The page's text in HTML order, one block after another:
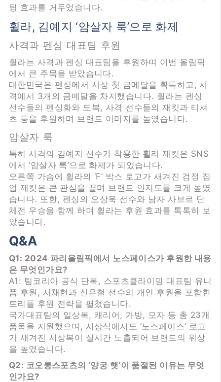
팅 효과를 거두었습니다.
휠라, 김예지 ‘암살자 룩’으로 화제
사격과 펜싱 대표팀 후원
휠라는 사격과 펜싱 대표팀을 후원하며 이번 올림픽
에서 큰 주목을 받았습니다.
대한민국은 펜싱에서 사상 첫 금메달을 획득하고, 사
격에서 3개의 금메달을 차지했습니다. 휠라는 펜싱
선수들의 펜싱화와 도복, 사격 선수들의 재킷과 티셔
츠 등을 후원하며 브랜드 이미지를 높였습니다.
암살자 룩
특히 사격의 김예지 선수가 착용한 휠라 재킷은 SNS
에서 ‘암살자 룩’으로 화제가 되었습니다.
오른쪽 가슴에 휠라의 ‘F’ 박스 로고가 새겨진 검정 집
업 재킷은 큰 관심을 끌며 브랜드 인지도를 크게 높였
습니다. 또한, 펜싱의 오상욱 선수와 남자 사브르 단
체전 우승을 함께 하며 휠라는 후원 효과를 톡톡히 보
았습니다.
Q&A
Q1: 2024 파리올림픽에서 노스페이스가 후원한 내용
은 무엇인가요?
A1: 팀코리아 공식 단복, 스포츠클라이밍 대표팀 유니
폼 후원, 서채현과 신은철 선수의 개인 후원을 포함한
트리플 후원 전략을 펼쳤습니다.
국가대표팀의 일상복, 캐리어, 가방, 모자 등 총 23개
품목을 지원했으며, 시상식에서도 ‘노스페이스’ 로고
가 새겨진 시상복이 실시간 노출되어 브랜드의 위상
을 높였습니다.
Q2: 코오롱스포츠의 ‘양궁 햇’이 품절된 이유는 무엇
인가요?